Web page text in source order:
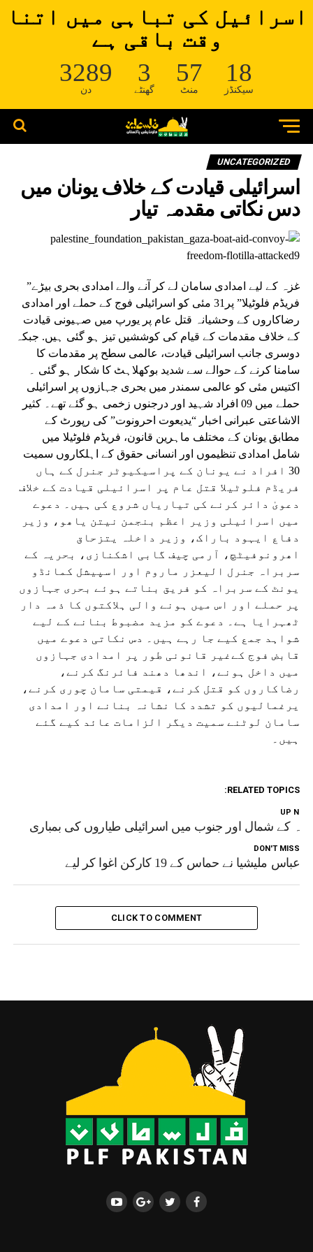
اسرائیل کی تباہی میں اتنا
وقت باقی ہے
3289
دن
3
گھنٹے
57
منٹ
18
سیکنڈز
UNCATEGORIZED
اسرائیلی قیادت کے خلاف یونان میں
دس نکاتی مقدمہ تیار
غزہ کے لیے امدادی سامان لے کر آنے والے امدادی بحری بیڑے”
فریڈم فلوٹیلا” پر31 مئی کو اسرائیلی فوج کے حملے اور امدادی
رضاکاروں کے وحشیانہ قتل عام پر یورپ میں صہیونی قیادت
کے خلاف مقدمات کے قیام کی کوششیں تیز ہو گئی ہیں. جبکہ
دوسری جانب اسرائیلی قیادت، عالمی سطح پر مقدمات کا
سامنا کرنے کے حوالے سے شدید بوکھلاہٹ کا شکار ہو گئی ۔
اکتیس مئی کو عالمی سمندر میں بحری جہازوں پر اسرائیلی
حملے میں 09 افراد شہید اور درجنوں زخمی ہو گئے تھے۔ کثیر
الاشاعتی عبرانی اخبار “یدیعوت احرونوت” کی رپورٹ کے
مطابق یونان کے مختلف ماہرین قانون، فریڈم فلوٹیلا میں
شامل امدادی تنظیموں اور انسانی حقوق کے اہلکاروں سمیت
30 افراد نے یونان کے پراسیکیوٹر جنرل کے ہاں
فریڈم فلوٹیلا قتل عام پر اسرائیلی قیادت کے خلاف
دعویٰ دائر کرنے کی تیاریاں شروع کی ہیں۔ دعوے
میں اسرائیلی وزیر اعظم بنجمن نیتن یاھو، وزیر
دفاع ایہود باراک، وزیر داخلہ یتزحاق
اھرونوفیٹچ، آرمی چیف گابی اشکنازی، بحریہ کے
سربراہ جنرل الیعزر ماروم اور اسپیشل کمانڈو
یونٹ کے سربراہ کو فریق بناتے ہوئے بحری جہازوں
پر حملے اور اس میں ہونے والی ہلاکتوں کا ذمہ دار
ٹھہرایا ہے۔ دعوے کو مزید مضبوط بنانے کے لیے
شواہد جمع کیے جا رہے ہیں۔ دس نکاتی دعوے میں
قابض فوج کےغیر قانونی طور پر امدادی جہازوں
میں داخل ہونے، اندھا دھند فائرنگ کرنے،
رضاکاروں کو قتل کرنے، قیمتی سامان چوری کرنے،
یرغمالیوں کو تشدد کا نشانہ بنانے اور امدادی
سامان لوٹنے سمیت دیگر الزامات عائد کیے گئے
ہیں۔
RELATED TOPICS:
UP
کے شمال اور جنوب میں اسرائیلی طیاروں کی بمباری
DON'T MISS
عباس ملیشیا نے حماس کے 19 کارکن اغوا کر لیے
CLICK TO COMMENT